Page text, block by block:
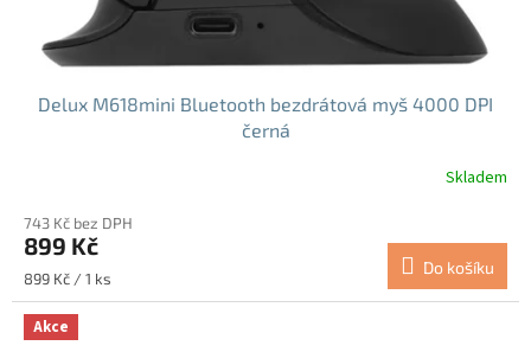
Delux M618mini Bluetooth bezdrátová myš 4000 DPI
černá
produktu
je
4,8
5
hvězdiček.
Skladem
743 Kč bez DPH
899 Kč
Měrná
cena:
899 Kč / 1 ks
Do košíku
Akce